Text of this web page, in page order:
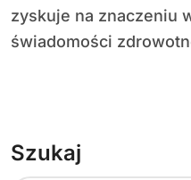
zyskuje na znaczeniu
świadomości
Szukaj